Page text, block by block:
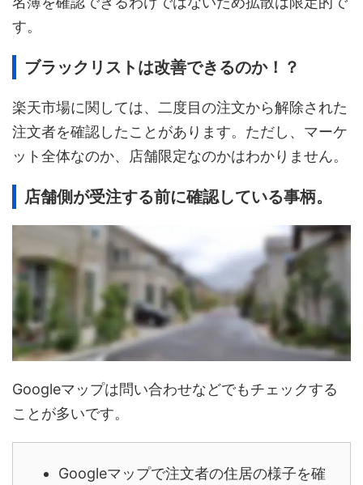
す。
ブラックリストは改善できるのか！？
楽天市場に関しては、二度目の注文から解除された
注文者を確認したことがあります。ただし、マーケ
ット全体なのか、店舗限定なのかはわかりません。
店舗側が受注する前に確認している事柄。
Googleマップは問い合わせなどでもチェックする
ことが多いです。
Googleマップで注文者の住居の様子を確